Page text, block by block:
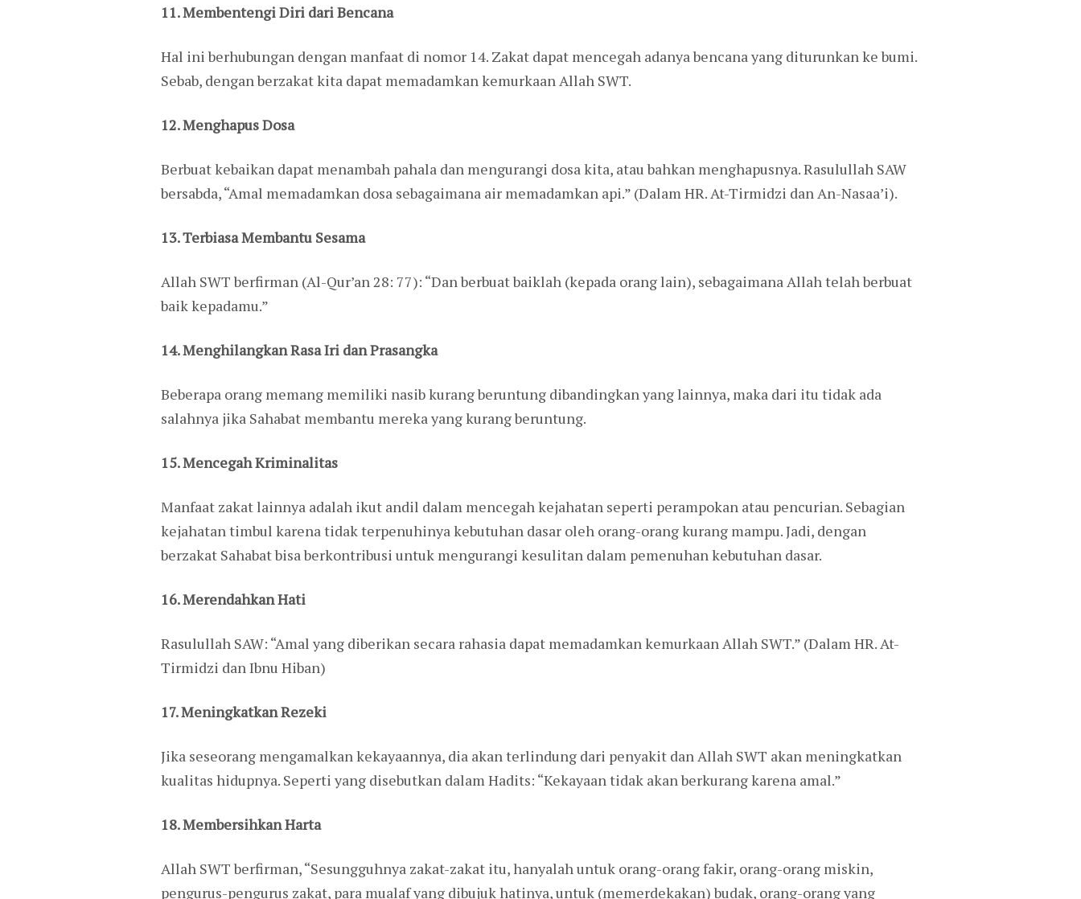
11. Membentengi Diri dari Bencana
Hal ini berhubungan dengan manfaat di nomor 14. Zakat dapat mencegah adanya bencana yang diturunkan ke bumi.
Sebab, dengan berzakat kita dapat memadamkan kemurkaan Allah SWT.
12. Menghapus Dosa
Berbuat kebaikan dapat menambah pahala dan mengurangi dosa kita, atau bahkan menghapusnya. Rasulullah SAW
bersabda, “Amal memadamkan dosa sebagaimana air memadamkan api.” (Dalam HR. At-Tirmidzi dan An-Nasaa’i).
13. Terbiasa Membantu Sesama
Allah SWT berfirman (Al-Qur’an 28: 77): “Dan berbuat baiklah (kepada orang lain), sebagaimana Allah telah berbuat
baik kepadamu.”
14. Menghilangkan Rasa Iri dan Prasangka
Beberapa orang memang memiliki nasib kurang beruntung dibandingkan yang lainnya, maka dari itu tidak ada
salahnya jika Sahabat membantu mereka yang kurang beruntung.
15. Mencegah Kriminalitas
Manfaat zakat lainnya adalah ikut andil dalam mencegah kejahatan seperti perampokan atau pencurian. Sebagian
kejahatan timbul karena tidak terpenuhinya kebutuhan dasar oleh orang-orang kurang mampu. Jadi, dengan
berzakat Sahabat bisa berkontribusi untuk mengurangi kesulitan dalam pemenuhan kebutuhan dasar.
16. Merendahkan Hati
Rasulullah SAW: “Amal yang diberikan secara rahasia dapat memadamkan kemurkaan Allah SWT.” (Dalam HR. At-
Tirmidzi dan Ibnu Hiban)
17. Meningkatkan Rezeki
Jika seseorang mengamalkan kekayaannya, dia akan terlindung dari penyakit dan Allah SWT akan meningkatkan
kualitas hidupnya. Seperti yang disebutkan dalam Hadits: “Kekayaan tidak akan berkurang karena amal.”
18. Membersihkan Harta
Allah SWT berfirman, “Sesungguhnya zakat-zakat itu, hanyalah untuk orang-orang fakir, orang-orang miskin,
pengurus-pengurus zakat, para mualaf yang dibujuk hatinya, untuk (memerdekakan) budak, orang-orang yang